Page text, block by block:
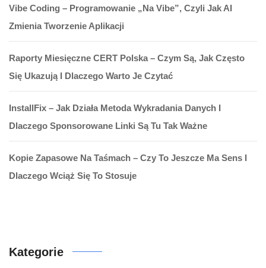
Vibe Coding – Programowanie „na Vibe”, Czyli Jak AI
Zmienia Tworzenie Aplikacji
Raporty Miesięczne CERT Polska – Czym Są, Jak Często
Się Ukazują I Dlaczego Warto Je Czytać
InstallFix – Jak Działa Metoda Wykradania Danych I
Dlaczego Sponsorowane Linki Są Tu Tak Ważne
Kopie Zapasowe Na Taśmach – Czy To Jeszcze Ma Sens I
Dlaczego Wciąż Się To Stosuje
Kategorie